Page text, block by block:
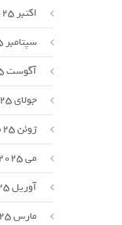
اکتبر 2025
سپتامبر 2025
آگوست 2025
جولای 2025
ژوئن 2025
می 2025
آوریل 2025
مارس 2025